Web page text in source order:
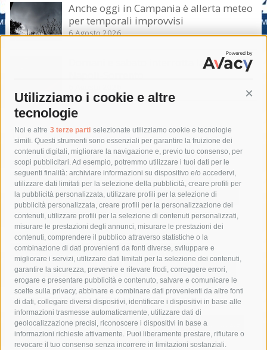
Utilizziamo i cookie e altre
tecnologie
Noi e altre 3 terze parti selezionate utilizziamo cookie e tecnologie
simili. Questi strumenti sono essenziali per garantire la fruizione dei
contenuti digitali, migliorare la navigazione e, previo tuo consenso, per
scopi pubblicitari. Ad esempio, potremmo utilizzare i tuoi dati per le
seguenti finalità: archiviare informazioni su dispositivo e/o accedervi,
utilizzare dati limitati per la selezione della pubblicità, creare profili per
la pubblicità personalizzata, utilizzare profili per la selezione di
pubblicità personalizzata, creare profili per la personalizzazione dei
contenuti, utilizzare profili per la selezione di contenuti personalizzati,
misurare le prestazioni degli annunci, misurare le prestazioni dei
contenuti, comprendere il pubblico attraverso statistiche o la
combinazione di dati provenienti da fonti diverse, sviluppare e
migliorare i servizi, utilizzare dati limitati per la selezione dei contenuti,
garantire la sicurezza, prevenire e rilevare frodi, correggere errori,
erogare e presentare pubblicità e contenuto, salvare e comunicare le
scelte sulla privacy, abbinare e combinare dati provenienti da altre fonti
di dati, collegare diversi dispositivi, identificare i dispositivi in base alle
informazioni trasmesse automaticamente, utilizzare dati di
geolocalizzazione precisi, riconoscere i dispositivi in base a
informazioni richieste attivamente. Puoi liberamente prestare, rifiutare o
revocare il tuo consenso senza incorrere in limitazioni sostanziali.
Anche oggi in Campania è allerta meteo
per temporali improvvisi
6 Agosto 2026
Domani e sabato interrotta la linea Eav
Tag
acqua allerta meteo
anas
area marina protetta di punta campanella
arresto
Asl Napoli 3 sud
capitaneria di porto capri
carabinieri
castellammare di stabia
circumvesuviana
comune di sorrento
concerto
contagi
costiera amalfitana
covid-19 eav
elezioni
fondazione sorrento
gori guardia costiera
incidente
lavori
lorenzo balducelli mare
massa lubrense
massimo coppola
Meta napoli
ordinanza
penisola sorrentina
piano di sorrento
polizia municipale
protezione civile
Regione Campania
sant'agnello